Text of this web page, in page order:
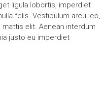
ligula lobortis, imperdiet
felis. Vestibulum arcu leo,
elit. Aenean interdum
justo eu imperdiet